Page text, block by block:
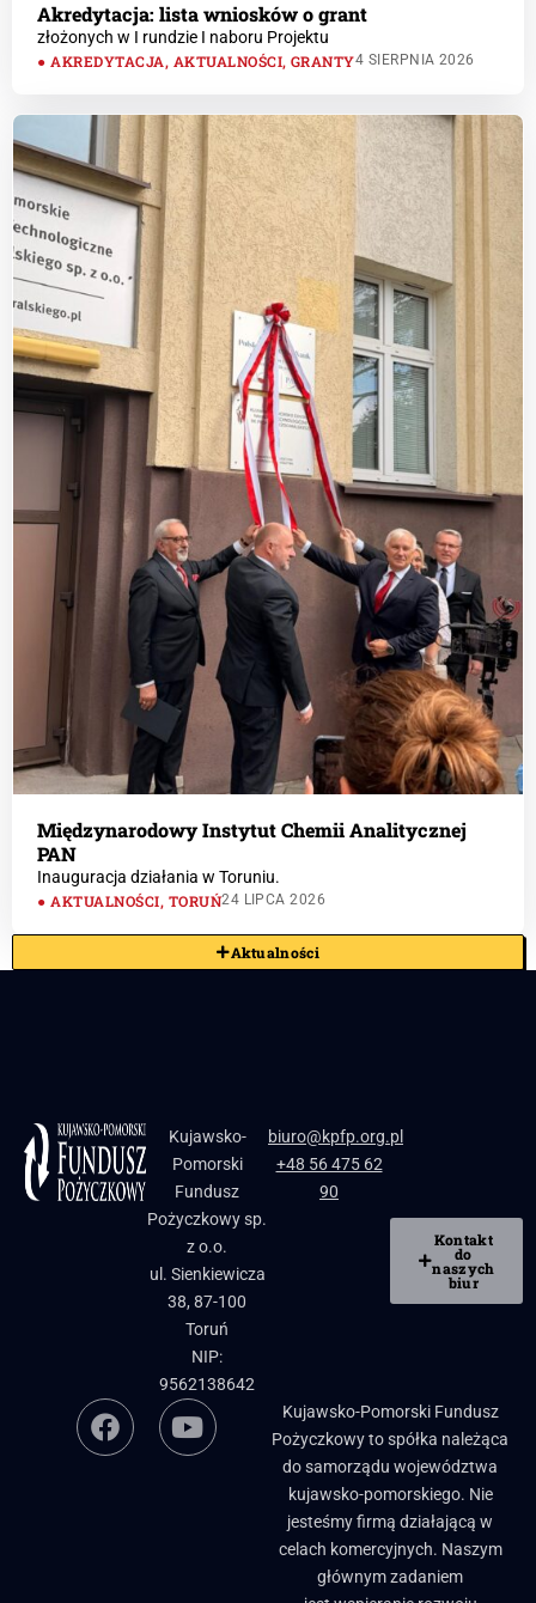
Akredytacja: lista wniosków o grant
złożonych w I rundzie I naboru Projektu
AKREDYTACJA, AKTUALNOŚCI, GRANTY4 SIERPNIA 2026
Międzynarodowy Instytut Chemii Analitycznej
PAN
Inauguracja działania w Toruniu.
AKTUALNOŚCI, TORUŃ24 LIPCA 2026
Aktualności
Kujawsko-
Pomorski
Fundusz
Pożyczkowy sp.
z o.o.
ul. Sienkiewicza
38, 87-100
Toruń
NIP:
9562138642
biuro@kpfp.org.pl
+48 56 475 62
90
Kontakt
do
naszych
biur
Kujawsko-Pomorski Fundusz
Pożyczkowy to spółka należąca
do samorządu województwa
kujawsko-pomorskiego. Nie
jesteśmy firmą działającą w
celach komercyjnych. Naszym
głównym zadaniem